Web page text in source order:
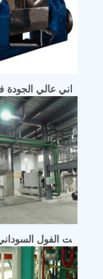
المعتمد من الاتحاد الأوروبي
السوداني عالي الجودة
الصويا والفول السوداني بطاقة 30
زيت الفول